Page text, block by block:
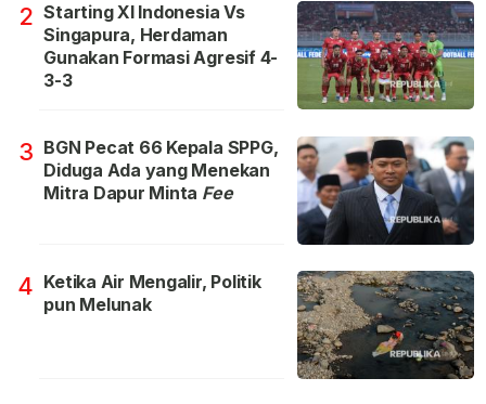
2 Starting XI Indonesia Vs
Singapura, Herdaman
Gunakan Formasi Agresif 4-
3-3
3 BGN Pecat 66 Kepala SPPG,
Diduga Ada yang Menekan
Mitra Dapur Minta Fee
4 Ketika Air Mengalir, Politik
pun Melunak